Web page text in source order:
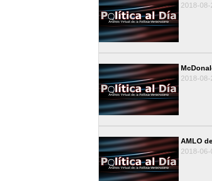
2018-08-
2018-08-
AMLO
2018-06-